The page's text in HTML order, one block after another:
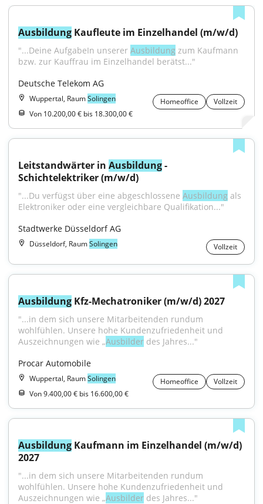
Ausbildung Kaufleute im Einzelhandel (m/w/d)
"...Deine AufgabeIn unserer Ausbildung zum Kaufmann
bzw. zur Kauffrau im Einzelhandel berätst..."
Deutsche Telekom AG
Wuppertal, RaumSolingen Homeoffice
Vollzeit
Von 10.200,00 € bis 18.300,00 €
Leitstandwärter in Ausbildung -
Schichtelektriker (m/w/d)
"...Du verfügst über eine abgeschlossene Ausbildung als
Elektroniker oder eine vergleichbare Qualifikation..."
Stadtwerke Düsseldorf AG
Düsseldorf, RaumSolingen Vollzeit
Ausbildung Kfz-Mechatroniker (m/w/d) 2027
"...in dem sich unsere Mitarbeitenden rundum
wohlfühlen. Unsere hohe Kundenzufriedenheit und
Auszeichnungen wie „Ausbilder des Jahres..."
Procar Automobile
Wuppertal, RaumSolingen Homeoffice
Vollzeit
Von 9.400,00 € bis 16.600,00 €
Ausbildung Kaufmann im Einzelhandel (m/w/d)
2027
"...in dem sich unsere Mitarbeitenden rundum
wohlfühlen. Unsere hohe Kundenzufriedenheit und
Auszeichnungen wie „Ausbilder des Jahres..."